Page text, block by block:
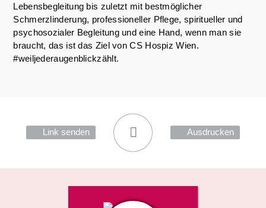
Lebensbegleitung bis zuletzt mit bestmöglicher
Schmerzlinderung, professioneller Pflege, spiritueller und
psychosozialer Begleitung und eine Hand, wenn man sie
braucht, das ist das Ziel von CS Hospiz Wien.
#weiljederaugenblickzählt.
Link senden Ausdrucken